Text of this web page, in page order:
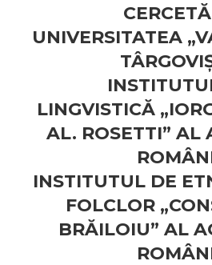
ȘTIINȚE ECONOMICE
EDUCAȚIE FIZICĂ ȘI SPORT
PREUNIVERSITARIA
TIMP LIBER
ÎN CURS DE APARIȚIE
PACHETE DE STUDIU
PROMOȚIILE LUNII
ULTIMELE EXEMPLARE
Livrare
Formular de Retur
Distribuitori
UNIVERSITATEA
LINGVISTICĂ
AL. ROSETTI” AL
INSTITUTUL DE
FOLCLOR
BRĂILOIU” AL